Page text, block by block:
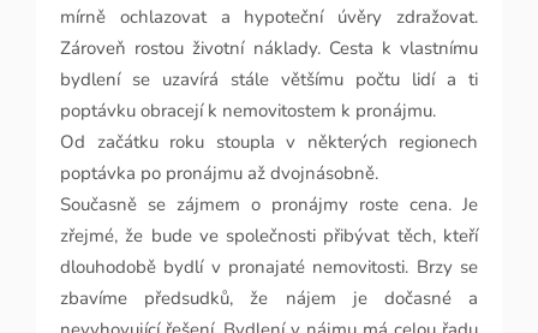
mírně ochlazovat a hypoteční úvěry zdražovat.
Zároveň rostou životní náklady. Cesta k vlastnímu
bydlení se uzavírá stále většímu počtu lidí a ti
poptávku obracejí k nemovitostem k pronájmu.
Od začátku roku stoupla v některých regionech
poptávka po pronájmu až dvojnásobně.
Současně se zájmem o pronájmy roste cena. Je
zřejmé, že bude ve společnosti přibývat těch, kteří
dlouhodobě bydlí v pronajaté nemovitosti. Brzy se
zbavíme předsudků, že nájem je dočasné a